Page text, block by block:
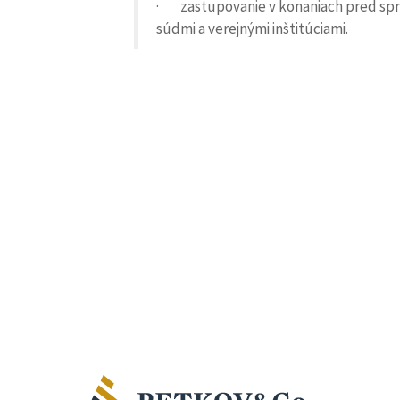
·
zastupovanie v konaniach pred
súdmi a verejnými inštitúciami.